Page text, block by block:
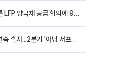
포스코퓨처엠, 19만톤 LFP 양극재 공급 합의에 9%대 강세
고려아연, 106분기 연속 흑자...2분기 '어닝 서프라이즈'에 장 초반 12%대 강세